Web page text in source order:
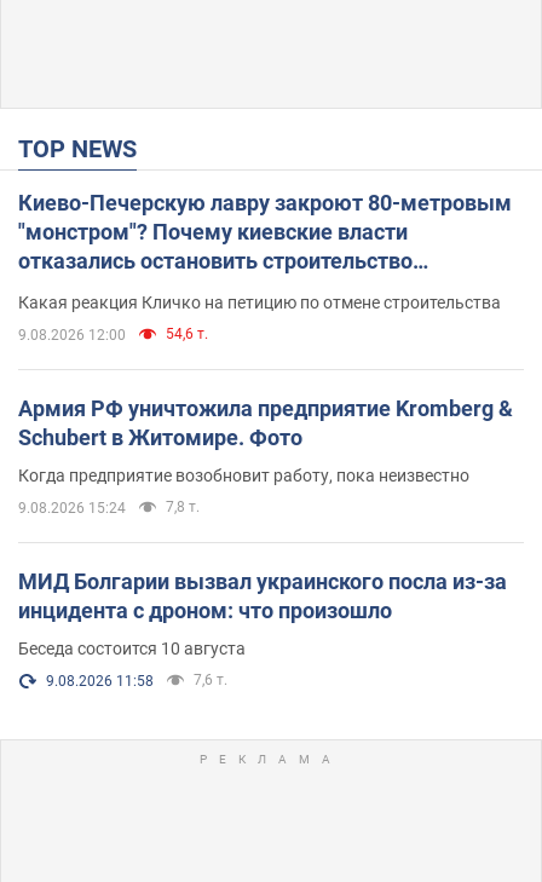
TOP NEWS
Киево-Печерскую лавру закроют 80-метровым
"монстром"? Почему киевские власти
отказались остановить строительство
Какая реакция Кличко на петицию по отмене строительства
9.08.2026 12:00 54,6 т.
Армия РФ уничтожила предприятие Kromberg &
Schubert в Житомире. Фото
Когда предприятие возобновит работу, пока неизвестно
9.08.2026 15:24 7,8 т.
МИД Болгарии вызвал украинского посла из-за
инцидента с дроном: что произошло
Беседа состоится 10 августа
9.08.2026 11:58 7,6 т.